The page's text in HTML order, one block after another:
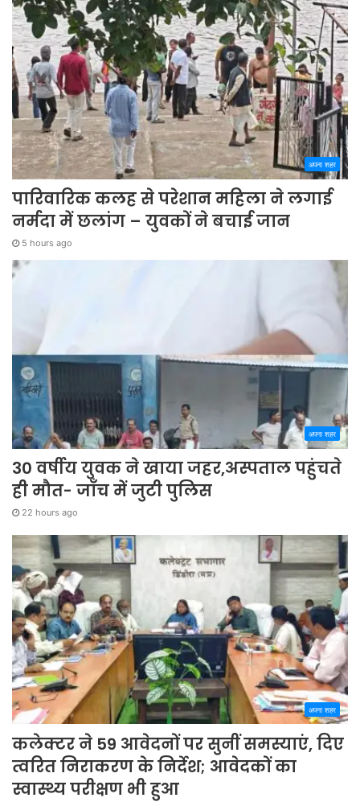
अपना शहर
पारिवारिक कलह से परेशान महिला ने लगाई
नर्मदा में छलांग – युवकों ने बचाई जान
5 hours ago
अपना शहर
30 वर्षीय युवक ने खाया जहर,अस्पताल पहुंचते
ही मौत- जाँच में जुटी पुलिस
22 hours ago
अपना शहर
कलेक्टर ने 59 आवेदनों पर सुनीं समस्याएं, दिए
त्वरित निराकरण के निर्देश; आवेदकों का
स्वास्थ्य परीक्षण भी हुआ